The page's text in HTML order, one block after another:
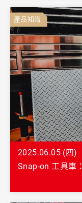
產品知識
2025.06.05 (四)
Snap-on 工具車